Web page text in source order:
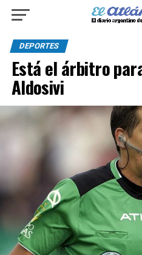
DEPORTES
Está el árbitro
Aldosivi